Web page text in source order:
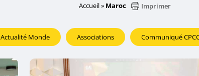
Accueil» Maroc Imprimer
Actualité Monde Associations Communiqué